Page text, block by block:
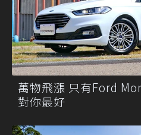
萬物飛漲 只有Ford
對你最好